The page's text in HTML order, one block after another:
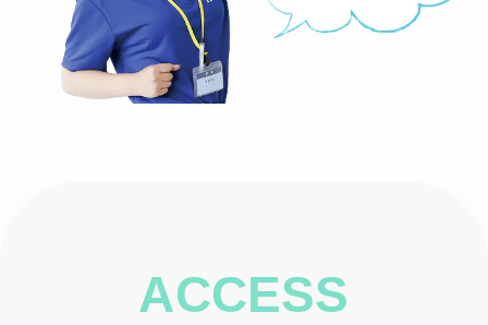
ACCESS